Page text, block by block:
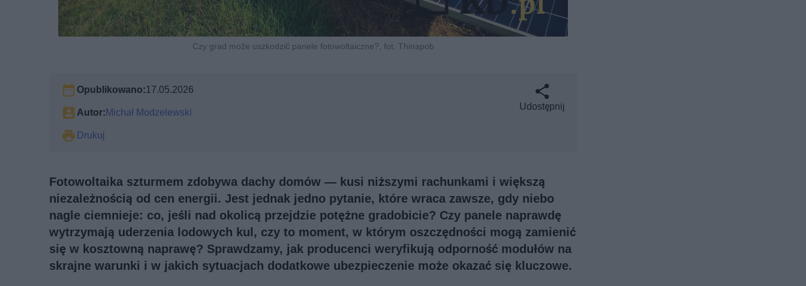
Czy grad może uszkodzić panele fotowoltaiczne?, fot. Thinapob
Opublikowano:17.05.2026
Autor:Michał Modzelewski
Drukuj
Udostępnij
Fotowoltaika szturmem zdobywa dachy domów — kusi niższymi rachunkami i większą
niezależnością od cen energii. Jest jednak jedno pytanie, które wraca zawsze, gdy niebo
nagle ciemnieje: co, jeśli nad okolicą przejdzie potężne gradobicie? Czy panele naprawdę
wytrzymają uderzenia lodowych kul, czy to moment, w którym oszczędności mogą zamienić
się w kosztowną naprawę? Sprawdzamy, jak producenci weryfikują odporność modułów na
skrajne warunki i w jakich sytuacjach dodatkowe ubezpieczenie może okazać się kluczowe.